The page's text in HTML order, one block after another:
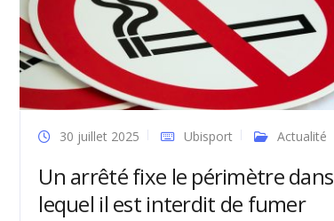
30 juillet 2025 Ubisport Actualité
Un arrêté fixe le périmètre dans
lequel il est interdit de fumer